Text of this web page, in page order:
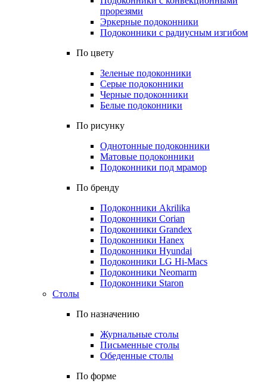
прорезями
Эркерные подоконники
Подоконники с радиусным изгибом
По цвету
Зеленые подоконники
Серые подоконники
Черные подоконники
Белые подоконники
По рисунку
Однотонные подоконники
Матовые подоконники
Подоконники под мрамор
По бренду
Подоконники Akrilika
Подоконники Corian
Подоконники Grandex
Подоконники Hanex
Подоконники Hyundai
Подоконники LG Hi-Macs
Подоконники Neomarm
Подоконники Staron
Столы
По назначению
Журнальные столы
Письменные столы
Обеденные столы
По форме